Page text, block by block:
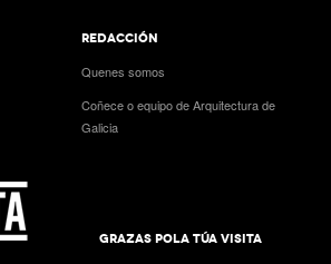
REDACCIÓN
Quenes somos
Coñece o equipo de Arquitectura de
Galicia
GRAZAS POLA TÚA VISITA